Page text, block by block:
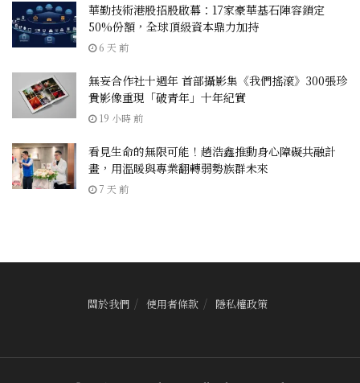
華勤技術港股招股啟幕：17家豪華基石陣容鎖定
50%份額，全球頂級資本鼎力加持
6 天 前
無妄合作社十週年 首部攝影集《我們搖滾》300張珍
貴影像重現「破青年」十年紀實
19 小時 前
看見生命的無限可能！趙浩鑫推動身心障礙共融計
畫，用溫暖與專業翻轉弱勢族群未來
7 天 前
關於我們 使用者條款 隱私權政策